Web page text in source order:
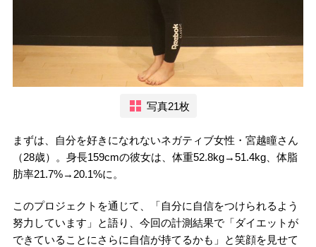
写真21枚
まずは、自分を好きになれないネガティブ女性・宮越瞳さん
（28歳）。身長159cmの彼女は、体重52.8kg→51.4kg、体脂
肪率21.7%→20.1%に。
このプロジェクトを通じて、「自分に自信をつけられるよう
努力しています」と語り、今回の計測結果で「ダイエットが
できていることにさらに自信が持てるかも」と笑顔を見せて